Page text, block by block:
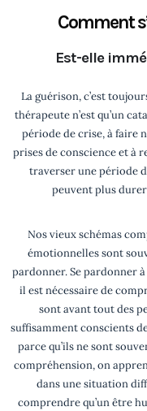
Comment
Est-elle
La guérison, c’est
thérapeute n’est qu’un
période de crise, à faire
prises de conscience et à
traverser une période
peuvent plus
Nos vieux schémas
émotionnelles sont
pardonner. Se pardonner
il est nécessaire de
sont avant tout des
suffisamment conscients
parce qu’ils ne sont
compréhension, on
dans une situation
comprendre qu’un être